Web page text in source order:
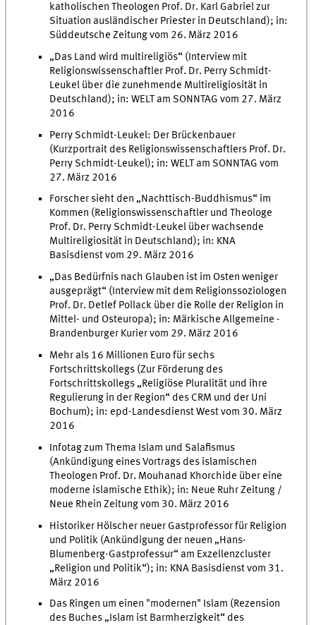
katholischen Theologen Prof. Dr. Karl Gabriel zur
Situation ausländischer Priester in Deutschland); in:
Süddeutsche Zeitung vom 26. März 2016
„Das Land wird multireligiös“ (Interview mit
Religionswissenschaftler Prof. Dr. Perry Schmidt-
Leukel über die zunehmende Multireligiosität in
Deutschland); in: WELT am SONNTAG vom 27. März
2016
Perry Schmidt-Leukel: Der Brückenbauer
(Kurzportrait des Religionswissenschaftlers Prof. Dr.
Perry Schmidt-Leukel); in: WELT am SONNTAG vom
27. März 2016
Forscher sieht den „Nachttisch-Buddhismus“ im
Kommen (Religionswissenschaftler und Theologe
Prof. Dr. Perry Schmidt-Leukel über wachsende
Multireligiosität in Deutschland); in: KNA
Basisdienst vom 29. März 2016
„Das Bedürfnis nach Glauben ist im Osten weniger
ausgeprägt“ (Interview mit dem Religionssoziologen
Prof. Dr. Detlef Pollack über die Rolle der Religion in
Mittel- und Osteuropa); in: Märkische Allgemeine -
Brandenburger Kurier vom 29. März 2016
Mehr als 16 Millionen Euro für sechs
Fortschrittskollegs (Zur Förderung des
Fortschrittskollegs „Religiöse Pluralität und ihre
Regulierung in der Region“ des CRM und der Uni
Bochum); in: epd-Landesdienst West vom 30. März
2016
Infotag zum Thema Islam und Salafismus
(Ankündigung eines Vortrags des islamischen
Theologen Prof. Dr. Mouhanad Khorchide über eine
moderne islamische Ethik); in: Neue Ruhr Zeitung /
Neue Rhein Zeitung vom 30. März 2016
Historiker Hölscher neuer Gastprofessor für Religion
und Politik (Ankündigung der neuen „Hans-
Blumenberg-Gastprofessur“ am Exzellenzcluster
„Religion und Politik“); in: KNA Basisdienst vom 31.
März 2016
Das Ringen um einen "modernen" Islam (Rezension
des Buches „Islam ist Barmherzigkeit“ des